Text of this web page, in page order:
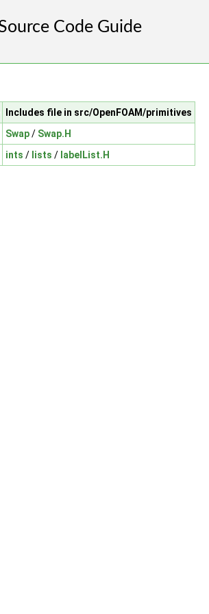
Includes file in src/OpenFOAM/primitives
Swap/ Swap.H
ints / lists / labelList.H